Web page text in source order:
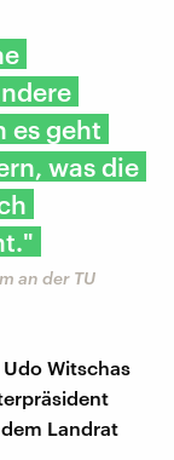
es geht
was die
an der TU
Witschas
Landrat